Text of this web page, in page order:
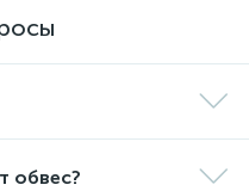
обвес?